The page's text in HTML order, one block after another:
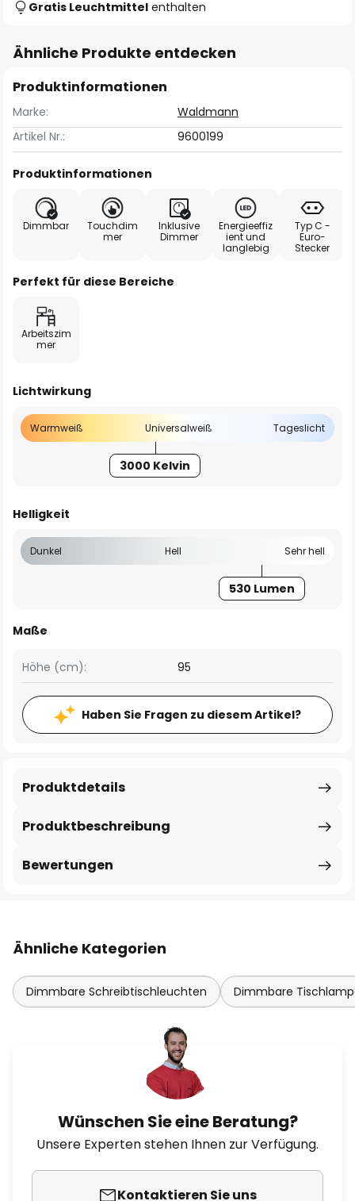
Gratis Leuchtmittel enthalten
Ähnliche Produkte entdecken
Produktinformationen
Marke:
Waldmann
Artikel Nr.:
9600199
Produktinformationen
Dimmbar
Touchdim
mer
Inklusive
Dimmer
Energieeffiz
ient und
langlebig
Typ C -
Euro-
Stecker
Perfekt für diese Bereiche
Arbeitszim
mer
Lichtwirkung
Warmweiß Universalweiß Tageslicht
3000 Kelvin
Helligkeit
Dunkel Hell Sehr hell
530 Lumen
Maße
Höhe (cm): 95
Haben Sie Fragen zu diesem Artikel?
Produktbeschreibung
Produktdetails
Bewertungen
Ähnliche Kategorien
Dimmbare Schreibtischleuchten Dimmbare
Wünschen Sie eine Beratung?
Unsere Experten stehen Ihnen zur Verfügung.
Kontaktieren Sie uns